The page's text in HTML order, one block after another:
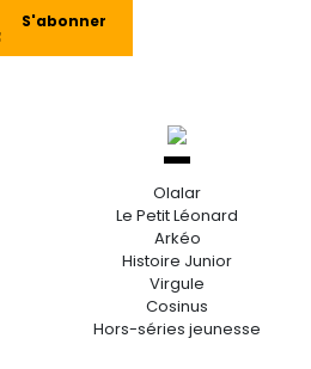
S'abonner
Olalar
Le Petit Léonard
Arkéo
Histoire Junior
Virgule
Cosinus
Hors-séries jeunesse